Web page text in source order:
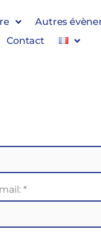
Autres
Contact
*